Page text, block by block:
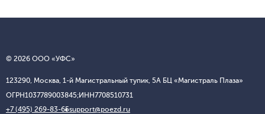
© 2026 ООО «УФС»
123290, Москва, 1-й Магистральный тупик, 5А БЦ «Магистраль Плаза»
ОГРН1037789003845;ИНН7708510731
+7 (495) 269-83-65support@poezd.ru